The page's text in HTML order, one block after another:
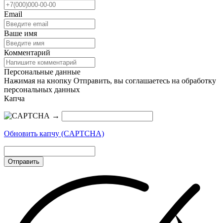
Email
Ваше имя
Комментарий
Персональные данные
Нажимая на кнопку Отправить, вы соглашаетесь на обработку
персональных данных
Капча
→
Обновить капчу (CAPTCHA)
Отправить